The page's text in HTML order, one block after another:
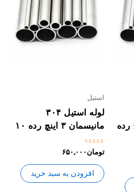
۱/۲ اینچ رده
استیل
لوله استیل ۳۰۴
مانیسمان ۳ اینچ رده ۱۰
نمره
0
از
5
تومان۶۵۰,۰۰۰
افزودن به سبد خرید